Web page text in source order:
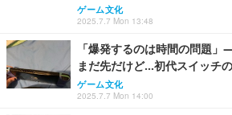
ゲーム文化
2025.7.7 Mon 13:48
「爆発するのは時間の問題
まだ先だけど…初代スイッチ
ゲーム文化
2025.7.7 Mon 14:00